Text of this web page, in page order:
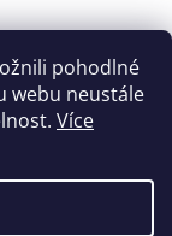
pohodlné
webu neustále
Více